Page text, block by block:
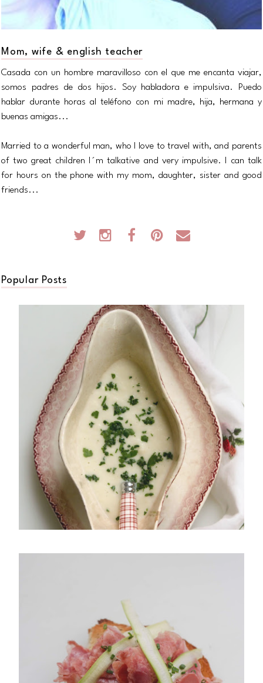
Mom, wife & english teacher
Casada con un hombre maravilloso con el que me encanta viajar,
somos padres de dos hijos. Soy habladora e impulsiva. Puedo
hablar durante horas al teléfono con mi madre, hija, hermana y
buenas amigas...
Married to a wonderful man, who I love to travel with, and parents
of two great children I´m talkative and very impulsive. I can talk
for hours on the phone with my mom, daughter, sister and good
friends...
Popular Posts